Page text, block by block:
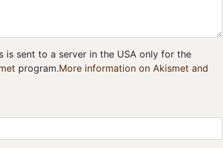
is sent to a server in the USA only for the
program.More information on Akismet and